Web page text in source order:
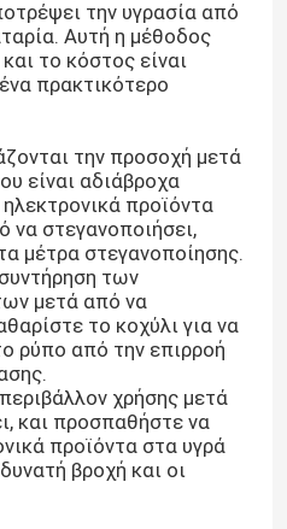
την υγρασία από
Αυτή η μέθοδος
το κόστος είναι
πρακτικότερο
την προσοχή μετά
είναι αδιάβροχα
προϊόντα
να στεγανοποιήσει,
μέτρα στεγανοποίησης.
των
μετά από να
το κοχύλι για να
ρύπο από την επιρροή
χρήσης μετά
και προσπαθήστε να
προϊόντα στα υγρά
βροχή και οι